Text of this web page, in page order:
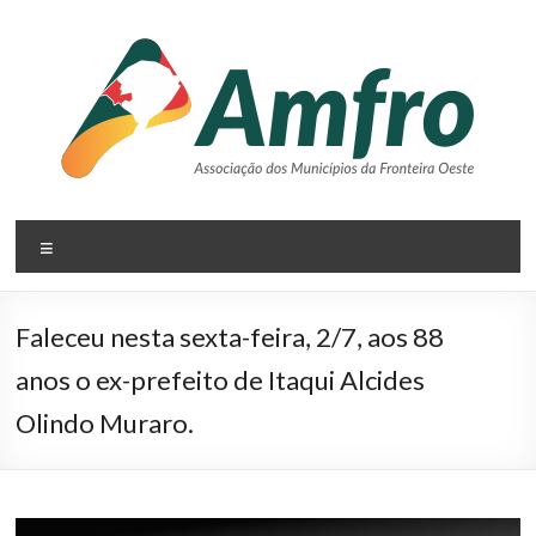
AMFRO
–
Associação
dos
Municípios
Fronteira
Faleceu nesta sexta-feira, 2/7, aos 88
anos o ex-prefeito de Itaqui Alcides
Olindo Muraro.